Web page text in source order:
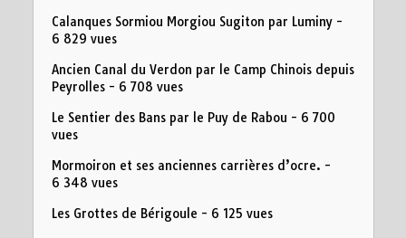
Calanques Sormiou Morgiou Sugiton par Luminy-
6 829 vues
Ancien Canal du Verdon par le Camp Chinois depuis
Peyrolles- 6 708 vues
Le Sentier des Bans par le Puy de Rabou - 6 700
vues
Mormoiron et ses anciennes carrières d’ocre. -
6 348 vues
Les Grottes de Bérigoule - 6 125 vues